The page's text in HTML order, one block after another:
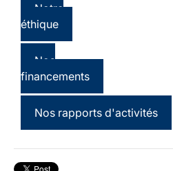
Notre
éthique
Nos
financements
Nos rapports d'activités